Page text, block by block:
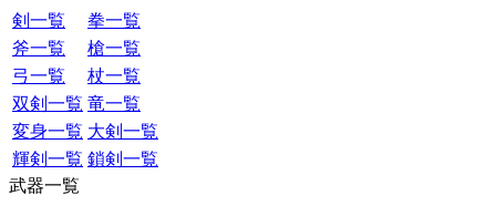
剣一覧
拳一覧
斧一覧
槍一覧
弓一覧
杖一覧
双剣一覧 竜一覧
変身一覧 大剣一覧
輝剣一覧 鎖剣一覧
武器一覧